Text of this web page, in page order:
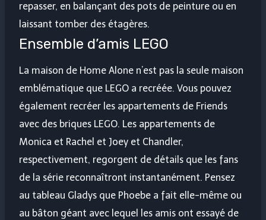
repasser, en balançant des pots de peinture ou en
laissant tomber des étagères.
Ensemble d’amis LEGO
La maison de Home Alone n’est pas la seule maison
emblématique que LEGO a recréée. Vous pouvez
également recréer les appartements de Friends
avec des briques LEGO. Les appartements de
Monica et Rachel et Joey et Chandler,
respectivement, regorgent de détails que les fans
de la série reconnaîtront instantanément. Pensez
au tableau Gladys que Phoebe a fait elle-même ou
au bâton géant avec lequel les amis ont essayé de